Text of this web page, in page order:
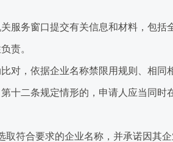
务窗口提交有关信息和材料，包括
责。
，依据企业名称禁限用规则、相同
十二条规定情形的，申请人应当同
合要求的企业名称，并承诺因其